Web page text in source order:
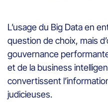
L’usage du Big Data en
question de choix, mais
gouvernance
et de la business
convertissent
judicieuses.